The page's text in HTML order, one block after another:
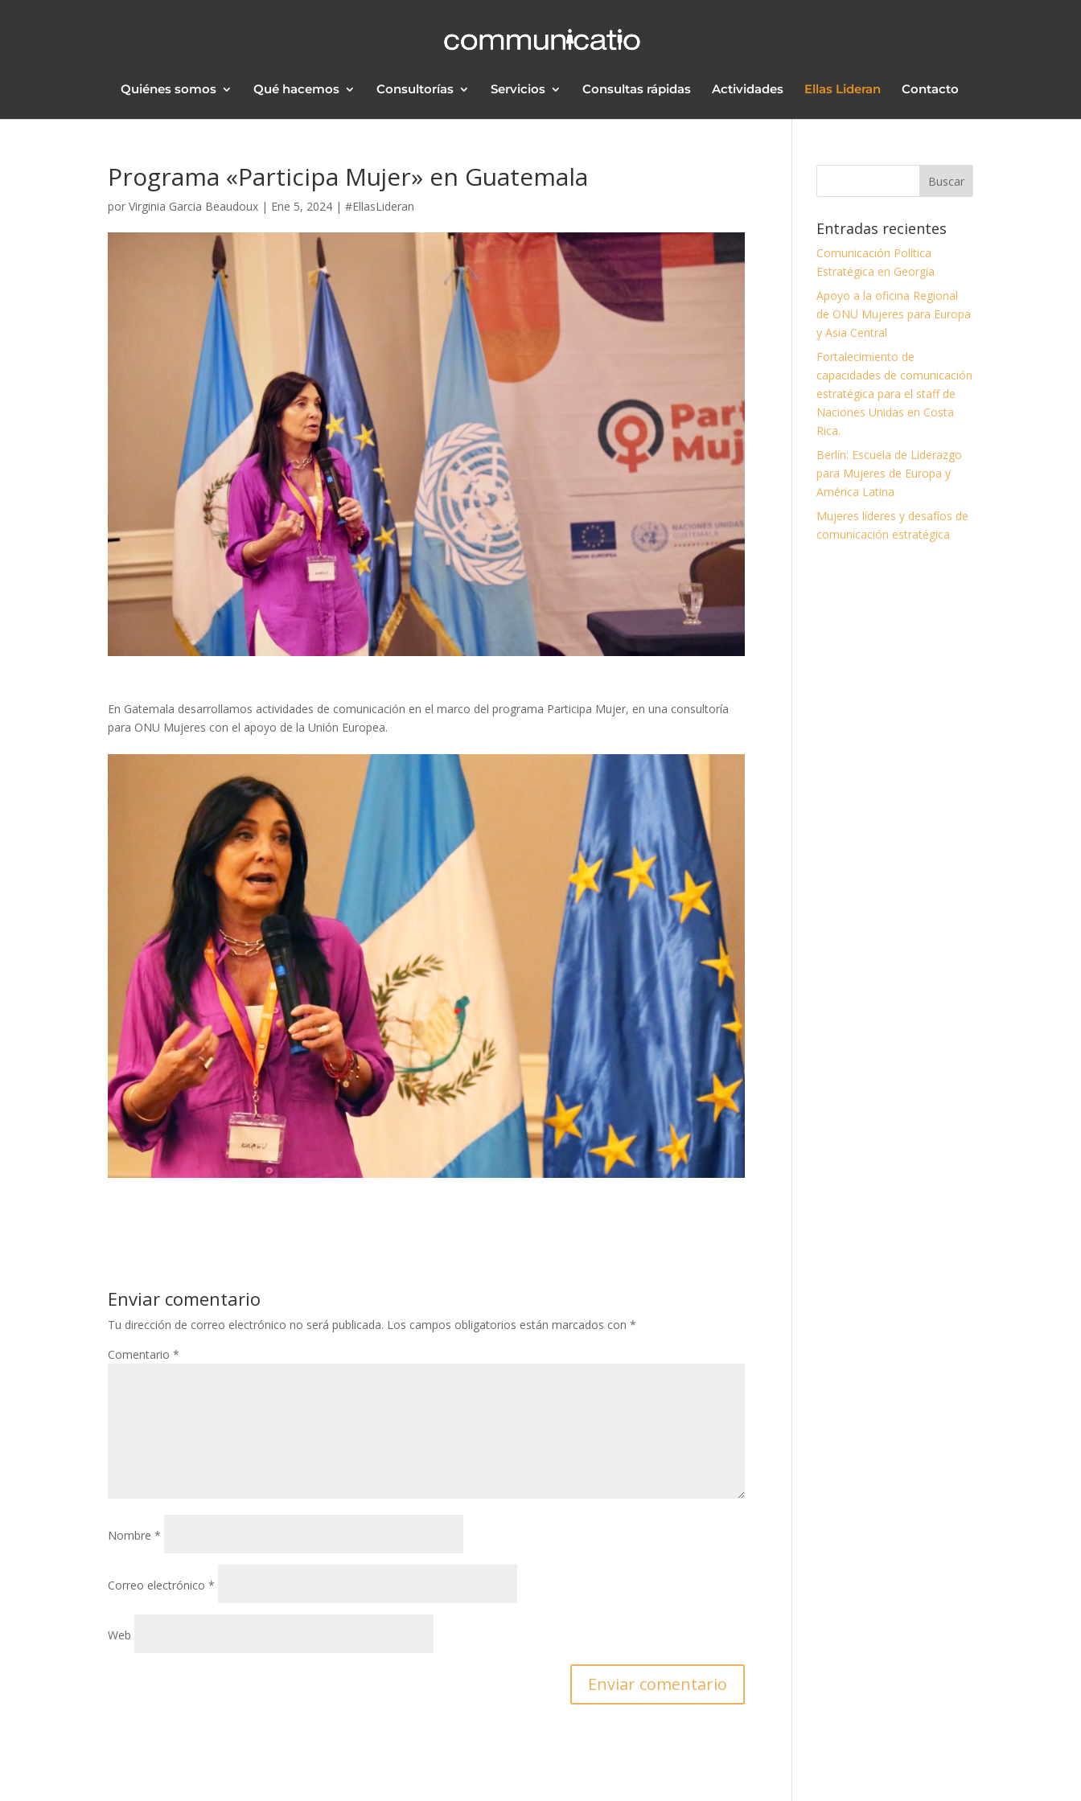
Quiénes somos Qué hacemos Consultorías Servicios Consultas rápidas Actividades Ellas Lideran Contacto
Programa «Participa Mujer» en Guatemala
porVirginia Garcia Beaudoux | Ene 5, 2024 |#EllasLideran
En Gatemala desarrollamos actividades de comunicación en el marco del programa Participa Mujer, en una consultoría
para ONU Mujeres con el apoyo de la Unión Europea.
Enviar comentario
Tu dirección de correo electrónico no será publicada. Los campos obligatorios están marcados con*
Comentario*
Nombre*
Correo electrónico*
Web
Entradas recientes
Comunicación Política
Estratégica en Georgia
Apoyo a la oficina Regional
de ONU Mujeres para Europa
y Asia Central
Fortalecimiento de
capacidades de comunicación
estratégica para el staff de
Naciones Unidas en Costa
Rica.
Berlín: Escuela de Liderazgo
para Mujeres de Europa y
América Latina
Mujeres líderes y desafíos de
comunicación estratégica